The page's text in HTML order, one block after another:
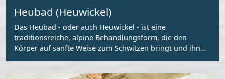
Heubad (Heuwickel)
Das Heubad - oder auch Heuwickel - ist eine
traditionsreiche, alpine Behandlungsform, die den
Körper auf sanfte Weise zum Schwitzen bringt und ihn